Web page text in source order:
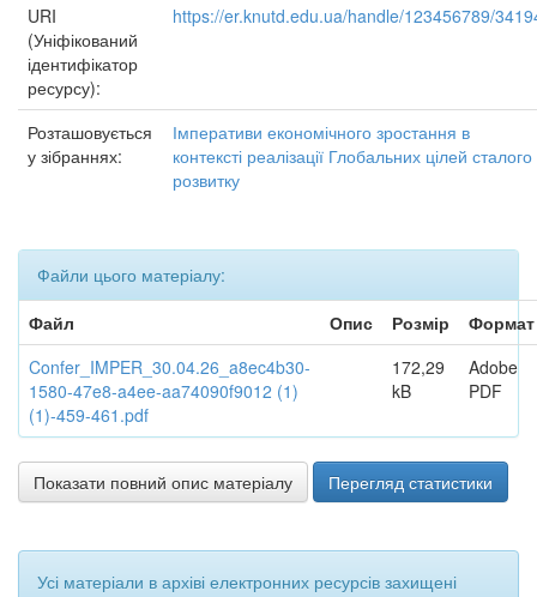
URI
(Уніфікований
ідентифікатор
ресурсу):
https://er.knutd.edu.ua/handle/123456789/
Розташовується
у зібраннях:
Імперативи економічного зростання в
контексті реалізації Глобальних цілей сталого
розвитку
Файли цього матеріалу:
Файл
Опис Розмір
Формат
Confer_IMPER_30.04.26_a8ec4b30-
1580-47e8-a4ee-aa74090f9012 (1)
(1)-459-461.pdf
172,29
kB
Adobe
PDF
Показати повний опис матеріалу Перегляд статистики
Усі матеріали в архіві електронних ресурсів захищені